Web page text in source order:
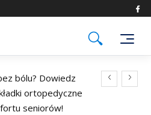
bólu? Dowiedz
ortopedyczne
seniorów!
Soczewki